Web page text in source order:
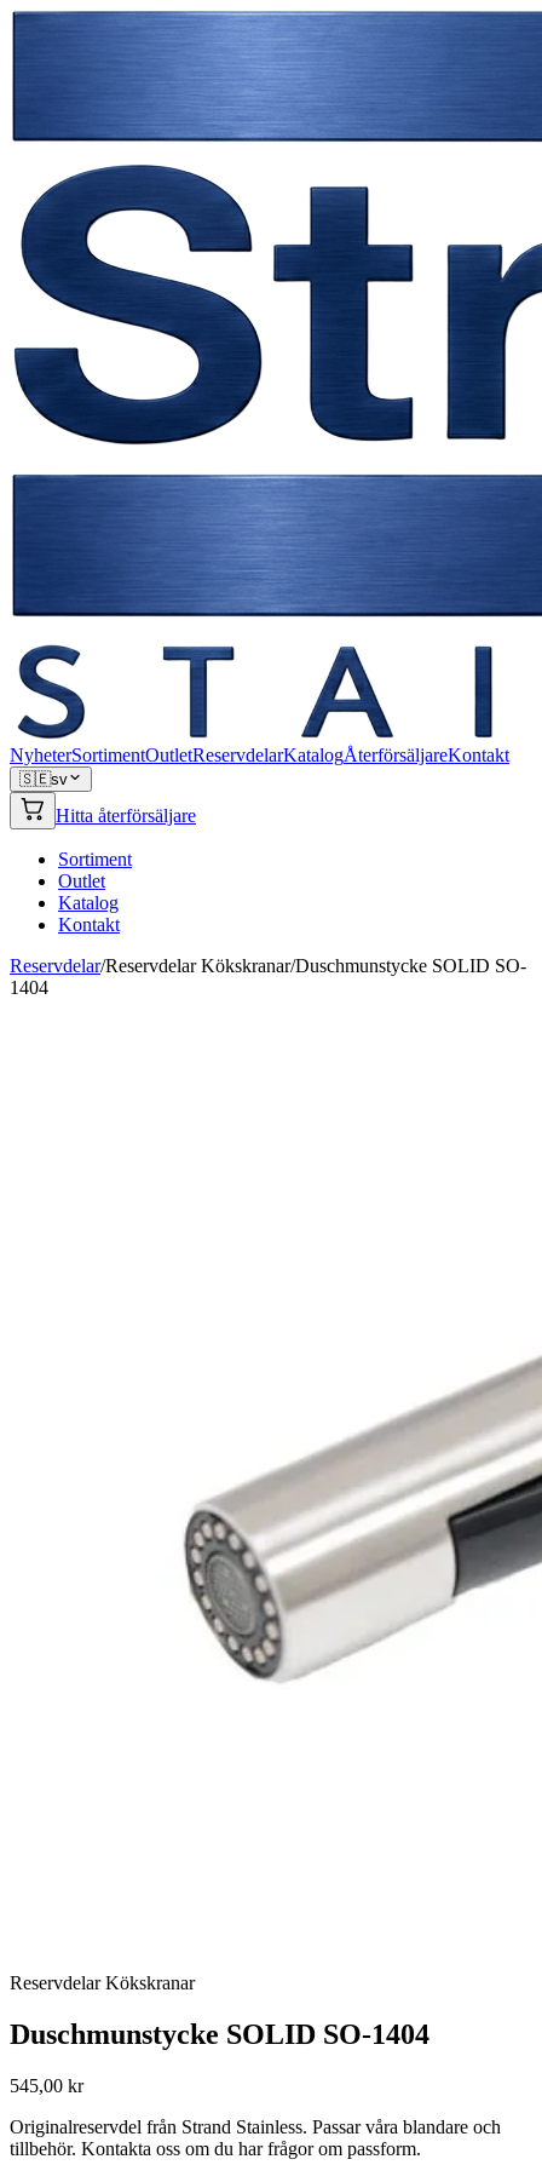
NyheterSortimentOutletReservdelarKatalogÅterförsäljareKontakt
🇸🇪sv
Hitta återförsäljare
Sortiment
Outlet
Katalog
Kontakt
Reservdelar/Reservdelar Kökskranar/Duschmunstycke SOLID SO-
1404
Reservdelar Kökskranar
Duschmunstycke SOLID SO-1404
545,00 kr
Originalreservdel från Strand Stainless. Passar våra blandare och
tillbehör. Kontakta oss om du har frågor om passform.